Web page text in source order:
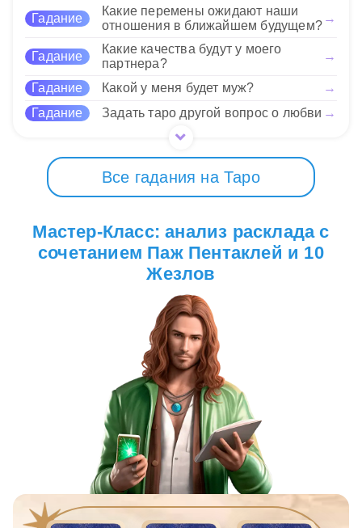
17 Нравится
Гадание
Какие перемены ожидают наши
отношения в ближайшем будущем?
→
Гадание
Какие качества будут у моего
партнера?
→
Гадание Какой у меня будет муж?
→
Гадание
Задать таро другой вопрос о любви →
Все гадания на Таро
Мастер-Класс: анализ расклада с
сочетанием Паж Пентаклей и 10
Жезлов